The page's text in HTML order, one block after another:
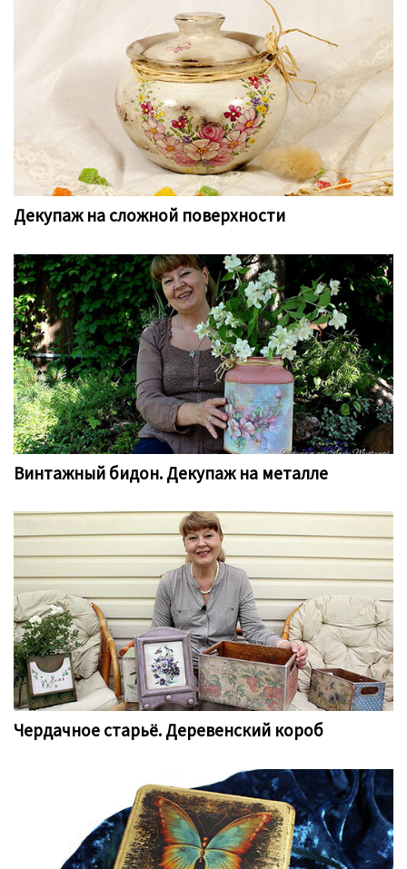
Декупаж на сложной поверхности
Винтажный бидон. Декупаж на металле
Чердачное старьё. Деревенский короб